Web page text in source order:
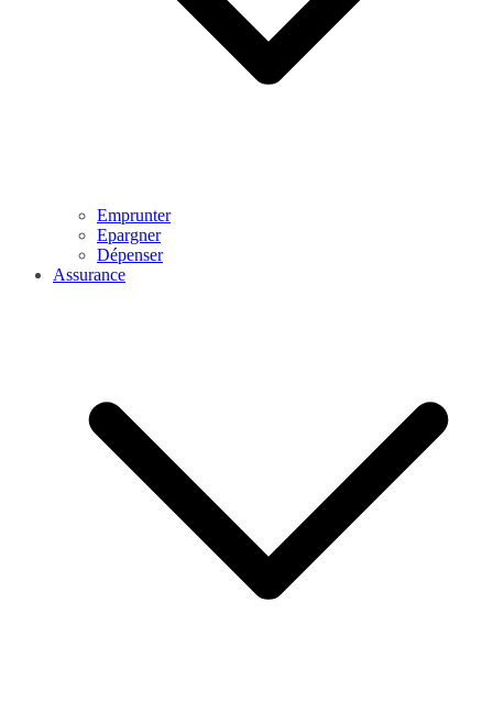
Emprunter
Epargner
Dépenser
Assurance